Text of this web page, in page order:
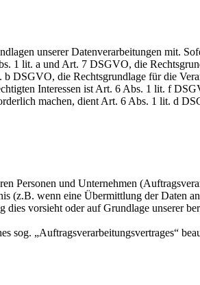
unserer Datenverarbeitungen mit.
1 lit. a und Art. 7 DSGVO, die
DSGVO, die Rechtsgrundlage für die
Interessen ist Art. 6 Abs. 1 lit. f
machen, dient Art. 6 Abs. 1 lit. d
Personen und Unternehmen
(z.B. wenn eine Übermittlung der
vorsieht oder auf Grundlage unserer
sog. „Auftragsverarbeitungsvertrages“